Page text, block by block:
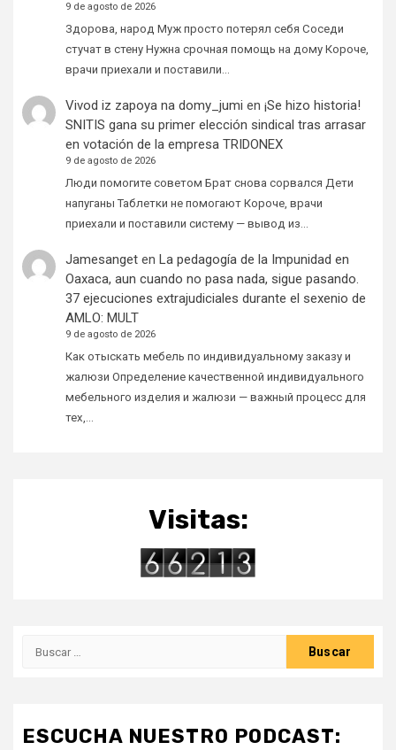
9 de agosto de 2026
Здорова, народ Муж просто потерял себя Соседи
стучат в стену Нужна срочная помощь на дому Короче,
врачи приехали и поставили…
Vivod iz zapoya na domy_jumi en ¡Se hizo historia!
SNITIS gana su primer elección sindical tras arrasar
en votación de la empresa TRIDONEX
9 de agosto de 2026
Люди помогите советом Брат снова сорвался Дети
напуганы Таблетки не помогают Короче, врачи
приехали и поставили систему — вывод из…
Jamesangeten La pedagogía de la Impunidad en
Oaxaca, aun cuando no pasa nada, sigue pasando.
37 ejecuciones extrajudiciales durante el sexenio de
AMLO: MULT
9 de agosto de 2026
Как отыскать мебель по индивидуальному заказу и
жалюзи Определение качественной индивидуального
мебельного изделия и жалюзи — важный процесс для
тех,…
Visitas:
ESCUCHA NUESTRO PODCAST: